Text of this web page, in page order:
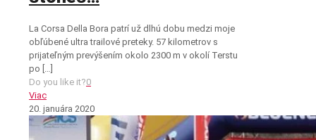
La Corsa Della Bora patrí už dlhú dobu medzi moje
obľúbené ultra trailové preteky. 57 kilometrov s
prijateľným prevýšením okolo 2300 m v okolí Terstu
po […]
Do you like it?0
Viac
20. januára 2020